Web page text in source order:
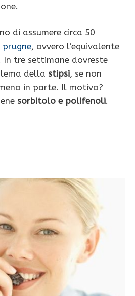
di assumere circa 50
prugne, ovvero l’equivalente
In tre settimane dovreste
della stipsi, se non
in parte. Il motivo?
sorbitolo e polifenoli.